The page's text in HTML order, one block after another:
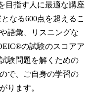
目指す人に最適な講座
なる600点を超えるこ
語彙、リスニングな
の試験のスコアア
験問題を解くための
で、ご自身の学習の
ります。